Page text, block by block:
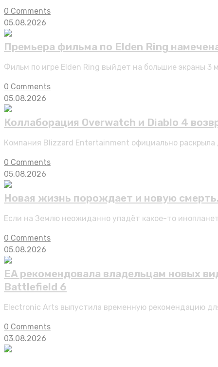
0 Comments
05.08.2026
Премьера фильма по Elden Ring
Фильм по игре Elden Ring выйдет на большие экраны 3
0 Comments
05.08.2026
Коллаборация Overwatch и Diablo 4
Компания Blizzard Entertainment официально
0 Comments
05.08.2026
Новая жизнь порождает и новую
Если на Землю неожиданно упадёт какое-то
0 Comments
05.08.2026
EA рекомендовала владельцам новых
Battlefield 6
Electronic Arts выпустила временную рекомендацию
0 Comments
03.08.2026